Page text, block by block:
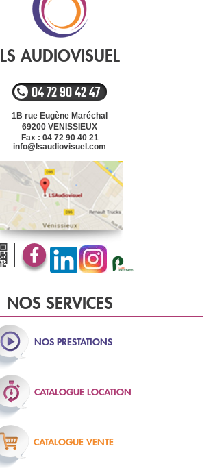
LS AUDIOVISUEL
04 72 90 42 47
1B rue Eugène Maréchal
69200 VENISSIEUX
Fax : 04 72 90 40 21
info@lsaudiovisuel.com
NOS SERVICES
NOS PRESTATIONS
CATALOGUE LOCATION
CATALOGUE VENTE